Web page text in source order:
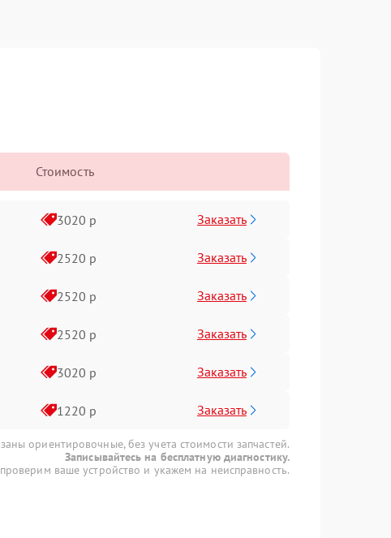
Стоимость
3020 р Заказать
2520 р Заказать
2520 р Заказать
2520 р Заказать
3020 р Заказать
1220 р Заказать
ориентировочные, без учета стоимости запчастей.
Записывайтесь на бесплатную диагностику.
ваше устройство и укажем на неисправность.